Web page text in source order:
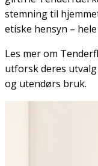
stemning til
etiske hensyn –
Les mer om
utforsk deres
og utendørs bruk.